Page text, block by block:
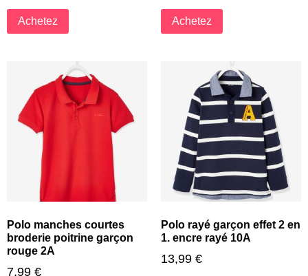
Achetez Achetez
Polo manches courtes
broderie poitrine garçon
rouge 2A
7,99 €
Polo rayé garçon effet 2 en
1. encre rayé 10A
13,99 €